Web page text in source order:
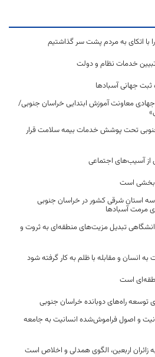
با اتکای به مردم پشت سر گذاشتیم
خدمات نظام و دولت
جهانی آسبادها
جهادی معاونت آموزش ابتدایی خراسان جنوبی/
جنوبی تحت پوشش خدمات بیمه سلامت قرار
از آسیب‌های اجتماعی
است
سه استان شرقی کشور در خراسان جنوبی
مرمت آسبادها
تبدیل مزیت‌های منطقه‌ای به ثروت و
انسان و مقابله با ظلم به کار گرفته شود
است
و اصول فراموش‌شده انسانیت به جامعه
اربعین، الگوی همدلی و اخلاص است